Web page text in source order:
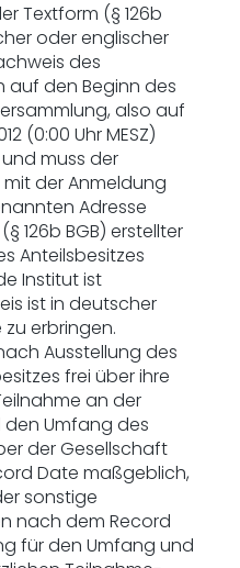
Textform (§ 126b
oder englischer
des
auf den Beginn des
also auf
(0:00 Uhr MESZ)
muss der
der Anmeldung
Adresse
126b BGB) erstellter
Anteilsbesitzes
Institut ist
ist in deutscher
erbringen.
Ausstellung des
frei über ihre
an der
Umfang des
der Gesellschaft
Date maßgeblich,
sonstige
nach dem Record
für den Umfang und